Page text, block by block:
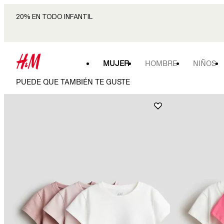
20% EN TODO INFANTIL
MUJER HOMBRE NIÑOS
PUEDE QUE TAMBIÉN TE GUSTE